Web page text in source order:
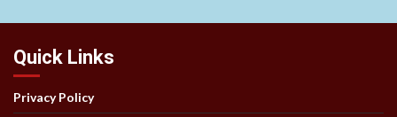
Quick Links
Privacy Policy